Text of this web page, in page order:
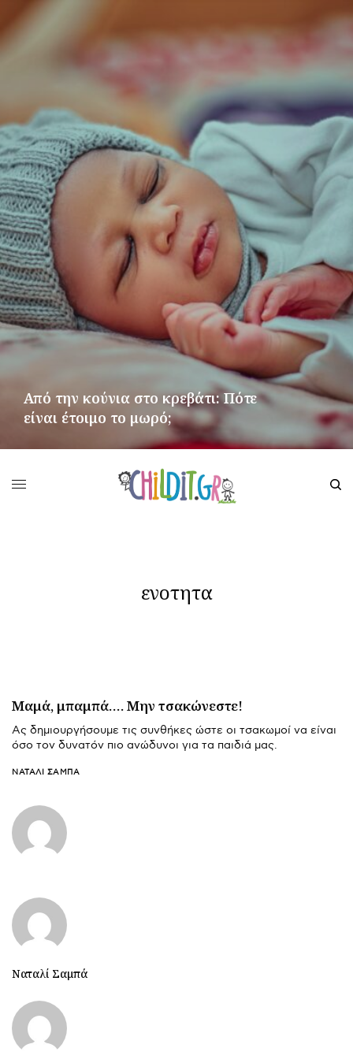
Από την κούνια στο κρεβάτι: Πότε
είναι έτοιμο το μωρό;
ενοτητα
Μαμά, μπαμπά…. Μην τσακώνεστε!
Ας δημιουργήσουμε τις συνθήκες ώστε οι τσακωμοί να είναι
όσο τον δυνατόν πιο ανώδυνοι για τα παιδιά μας.
ΝΑΤΑΛΊ ΣΑΜΠΆ
Ναταλί Σαμπά